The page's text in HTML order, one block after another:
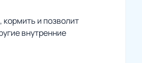
и позволит
внутренние